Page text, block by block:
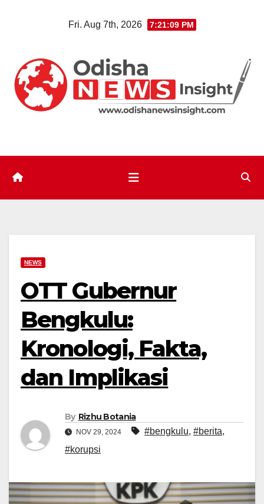
Fri. Aug 7th, 2026 7:21:10 PM
NEWS
OTT Gubernur
Bengkulu:
Kronologi, Fakta,
dan Implikasi
By Rizhu Botania
NOV 29, 2024 #bengkulu, #berita,
#korupsi